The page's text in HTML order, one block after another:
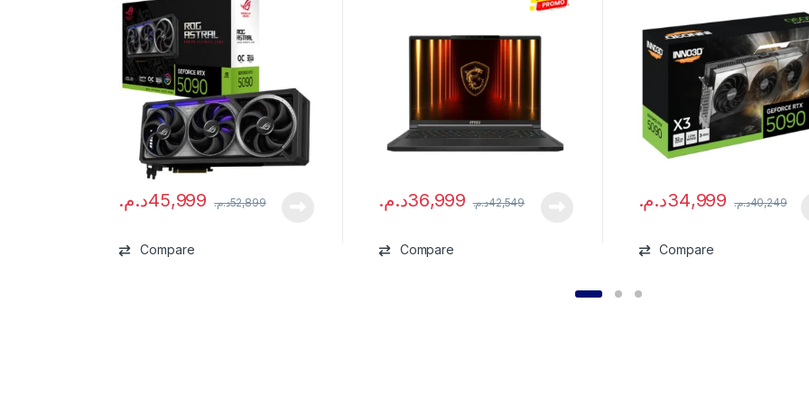
45,999د.م. 52,899د.م.
Compare
36,999د.م. 42,549د.م.
Compare
34,999د.م. 40,249د.م.
Compare